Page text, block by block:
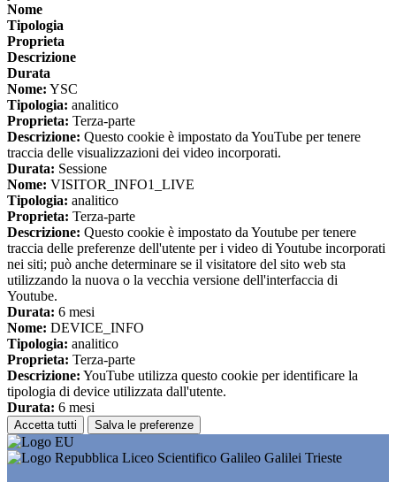
Nome
Tipologia
Proprieta
Descrizione
Durata
Nome: YSC
Tipologia: analitico
Proprieta: Terza-parte
Descrizione: Questo cookie è impostato da YouTube per tenere
traccia delle visualizzazioni dei video incorporati.
Durata: Sessione
Nome: VISITOR_INFO1_LIVE
Tipologia: analitico
Proprieta: Terza-parte
Descrizione: Questo cookie è impostato da Youtube per tenere
traccia delle preferenze dell'utente per i video di Youtube incorporati
nei siti; può anche determinare se il visitatore del sito web sta
utilizzando la nuova o la vecchia versione dell'interfaccia di
Youtube.
Durata: 6 mesi
Nome: DEVICE_INFO
Tipologia: analitico
Proprieta: Terza-parte
Descrizione: YouTube utilizza questo cookie per identificare la
tipologia di device utilizzata dall'utente.
Durata: 6 mesi
Accetta tutti Salva le preferenze
Liceo Scientifico Galileo Galilei Trieste